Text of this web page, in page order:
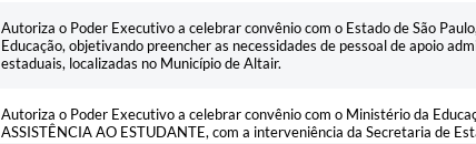
Autoriza o Poder Executivo a celebrar convênio com o Estado de São
Educação, objetivando preencher as necessidades de pessoal de apoio
estaduais, localizadas no Município de Altair.
Autoriza o Poder Executivo a celebrar convênio com o Ministério da
ASSISTÊNCIA AO ESTUDANTE, com a interveniência da Secretaria de